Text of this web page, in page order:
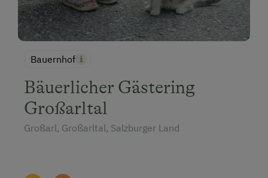
Bauernhof
Bäuerlicher Gästering
Großarltal
Großarl, Großarltal, Salzburger Land